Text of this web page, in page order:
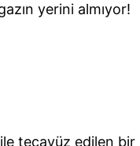
yerini almıyor!
tecavüz edilen bir